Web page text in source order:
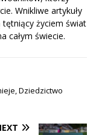
Wnikliwe artykuły
życiem świat
całym świecie.
Dziedzictwo